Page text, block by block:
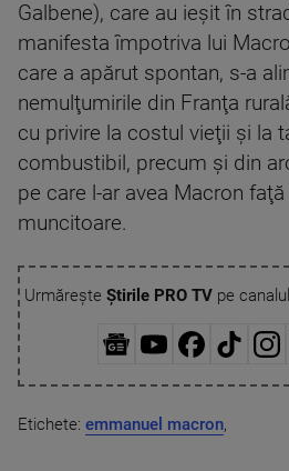
Galbene), care au ieşit în
manifesta împotriva lui
care a apărut spontan, s-a
nemulţumirile din Franţa
cu privire la costul vieţii şi la
combustibil, precum şi din
pe care l-ar avea Macron
muncitoare.
Urmărește Știrile PRO TVpe
Etichete: emmanuel macron,